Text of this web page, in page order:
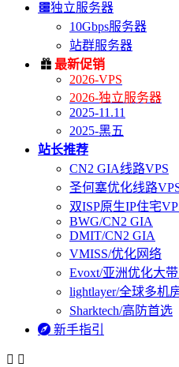
独立服务器
10Gbps服务器
站群服务器
 最新促销
2026-VPS
2026-独立服务器
2025-11.11
2025-黑五
站长推荐
CN2 GIA线路VPS
圣何塞优化线路
双ISP原生IP住宅
BWG/CN2 GIA
DMIT/CN2 GIA
VMISS/优化网络
Evoxt/亚洲优化大
lightlayer/全球多机
Sharktech/高防首选
 新手指引
 